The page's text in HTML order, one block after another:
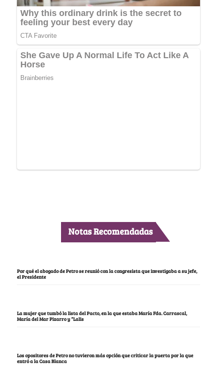
Notas Recomendadas
Por qué el abogado de Petro se reunió con la congresista que investigaba a su jefe,
el Presidente
La mujer que tumbó la lista del Pacto, en la que estaba María Fda. Carrascal,
María del Mar Pizarro y “Lalis
Los opositores de Petro no tuvieron más opción que criticar la puerta por la que
entró a la Casa Blanca